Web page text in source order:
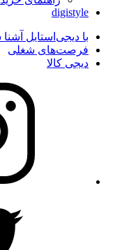
digistyle
با دیجی‌استایل
فرصت‌های شغلی
دیجی کالا